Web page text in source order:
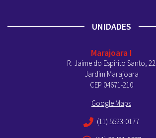
UNIDADES
Marajoara I
R. Jaime do Espírito Santo, 22
Jardim Marajoara
CEP 04671-210
Google Maps
(11) 5523-0177